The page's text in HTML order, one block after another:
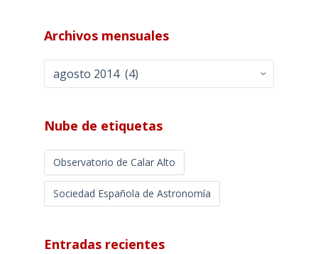
Archivos mensuales
Archivos
mensuales
Nube de etiquetas
Observatorio de Calar Alto
Sociedad Española de Astronomía
Entradas recientes